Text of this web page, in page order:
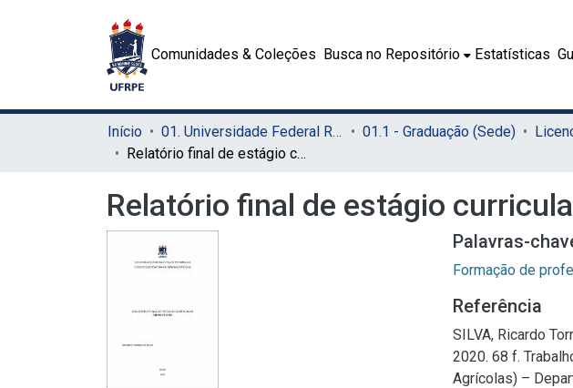
Comunidades & Coleções Busca no Repositório Estatísticas
Início 01. Universidade Federal Rural de Pernambuco - UFRPE (Sede) 01.1 - Graduação (Sede)
Relatório final de estágio curricular obrigatório
Relatório final de estágio
Palavras-
Formação de
Referência
SILVA, Ricardo
2020. 68 f.
Agrícolas) –